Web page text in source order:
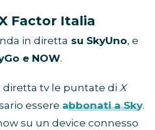
Factor Italia
in diretta su SkyUno, e
e NOW.
diretta tv le puntate di X
essere abbonati a Sky.
su un device connesso